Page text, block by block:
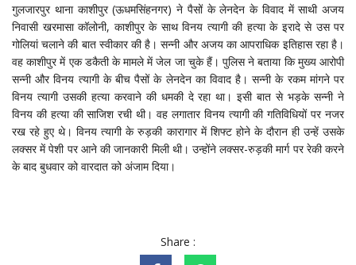
गुलजारपुर थाना काशीपुर (ऊधमसिंहनगर) ने पैसों के लेनदेन के विवाद में साथी अजय
निवासी खरमासा कॉलोनी, काशीपुर के साथ विनय त्यागी की हत्या के इरादे से उस पर
गोलियां चलाने की बात स्वीकार की है। सन्नी और अजय का आपराधिक इतिहास रहा है।
वह काशीपुर में एक डकैती के मामले में जेल जा चुके हैं। पुलिस ने बताया कि मुख्य आरोपी
सन्नी और विनय त्यागी के बीच पैसों के लेनदेन का विवाद है। सन्नी के रकम मांगने पर
विनय त्यागी उसकी हत्या करवाने की धमकी दे रहा था। इसी बात से भड़के सन्नी ने
विनय की हत्या की साजिश रची थी। वह लगातार विनय त्यागी की गतिविधियों पर नजर
रख रहे हुए थे। विनय त्यागी के रुड़की कारागार में शिफ्ट होने के दौरान ही उन्हें उसके
लक्सर में पेशी पर आने की जानकारी मिली थी। उन्होंने लक्सर-रुड़की मार्ग पर रेकी करने
के बाद बुधवार को वारदात को अंजाम दिया।
Share :